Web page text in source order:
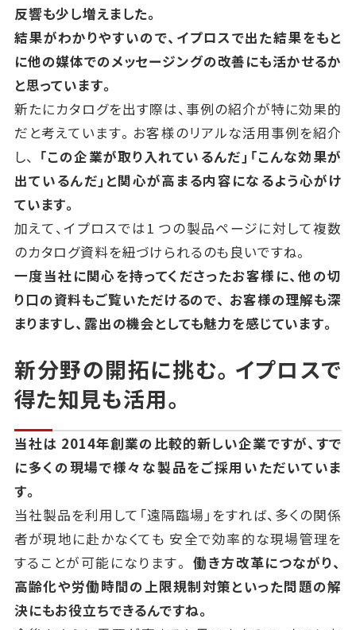
反響も少し増えました。
結果がわかりやすいので、イプロスで出た結果をもと
に他の媒体でのメッセージングの改善にも活かせるか
と思っています。
新たにカタログを出す際は、事例の紹介が特に効果的
だと考えています。お客様のリアルな活用事例を紹介
し、 「この企業が取り入れているんだ」「こんな効果が
出ているんだ」と関心が高まる内容になるよう心がけ
ています。
加えて、イプロスでは1 つの製品ページに対して複数
のカタログ資料を紐づけられるのも良いですね。
一度当社に関心を持ってくださったお客様に、他の切
り口の資料もご覧いただけるので、 お客様の理解も深
まりますし、露出の機会としても魅力を感じています。
新分野の開拓に挑む。イプロスで
得た知見も活用。
当社は 2014年創業の比較的新しい企業ですが、すで
に多くの現場で様々な製品をご採用いただいていま
す。
当社製品を利用して「遠隔臨場」をすれば、多くの関係
者が現地に赴かなくても 安全で効率的な現場管理を
することが可能になります。働き方改革につながり、
高齢化や労働時間の上限規制対策といった問題の解
決にもお役立ちできるんですね。